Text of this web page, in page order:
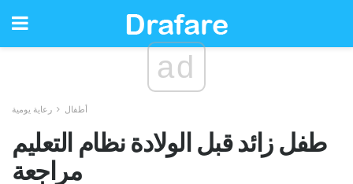
ad
أطفال رعاية يومية
طفل زائد قبل الولادة نظام التعليم
مراجعة